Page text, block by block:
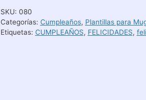
Tazones
cantidad
SKU: 080
Categorías: Cumpleaños, Plantillas para
Etiquetas: CUMPLEAÑOS, FELICIDADES,